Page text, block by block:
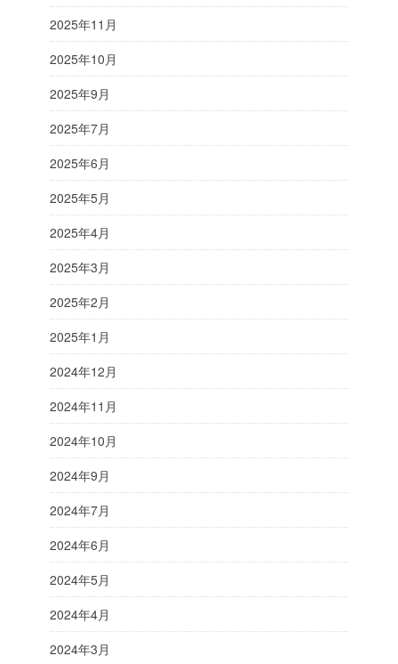
2025年11月
2025年10月
2025年9月
2025年7月
2025年6月
2025年5月
2025年4月
2025年3月
2025年2月
2025年1月
2024年12月
2024年11月
2024年10月
2024年9月
2024年7月
2024年6月
2024年5月
2024年4月
2024年3月